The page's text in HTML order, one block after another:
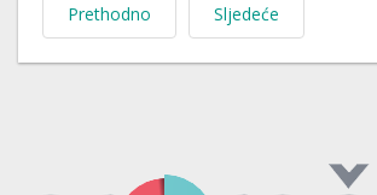
Prethodno Sljedeće